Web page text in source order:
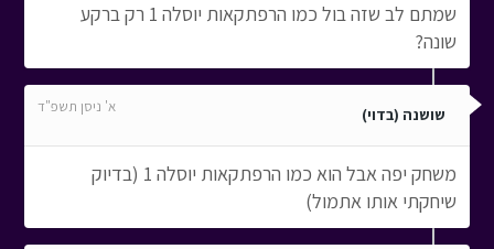
שמתם לב שזה בול כמו הרפתקאות יוסלה 1 רק ברקע
שונה?
שושנה (בדוי) א' ניסן תשפ"ד
משחק יפה אבל הוא כמו הרפתקאות יוסלה 1 (בדיוק
שיחקתי אותו אתמול)